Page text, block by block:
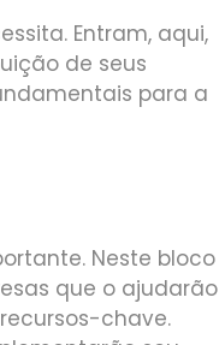
Entram, aqui,
de seus
para a
Neste bloco
que o ajudarão
chave.